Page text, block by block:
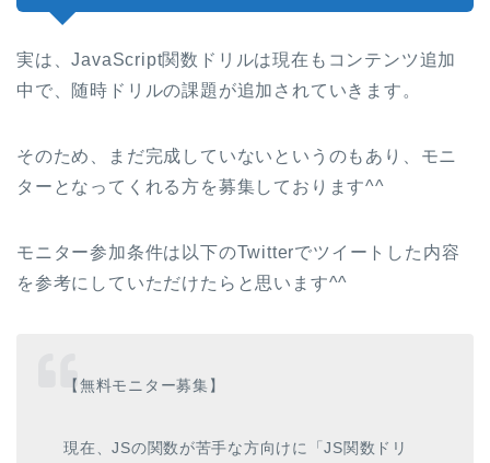
実は、JavaScript関数ドリルは現在もコンテンツ追加
中で、随時ドリルの課題が追加されていきます。
そのため、まだ完成していないというのもあり、モニ
ターとなってくれる方を募集しております^^
モニター参加条件は以下のTwitterでツイートした内容
を参考にしていただけたらと思います^^
【無料モニター募集】
現在、JSの関数が苦手な方向けに「JS関数ドリ